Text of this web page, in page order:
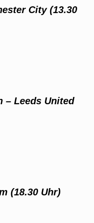
City (13.30
– Leeds United
(18.30 Uhr)